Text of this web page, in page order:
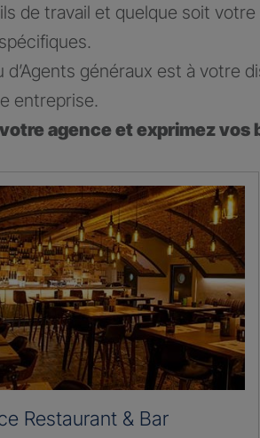
de travail et quelque soit
d’Agents généraux est à votre
entreprise.
agence et exprimez
Restaurant & Bar